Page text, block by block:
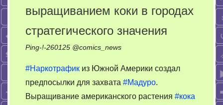
смертельно
выращиванием коки в городах
стратегического значения
Ping-!-260125 @comics_news
#Наркотрафик из Южной Америки создал
предпосылки для захвата #Мадуро.
Выращивание американского растения #кока